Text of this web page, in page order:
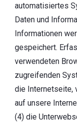
automatisiertes
Daten und
Informationen
gespeichert.
verwendeten
zugreifenden
die Internetseite,
auf unsere
(4) die